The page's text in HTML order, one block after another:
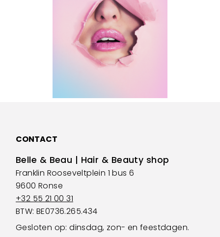
CONTACT
Belle & Beau | Hair & Beauty shop
Franklin Rooseveltplein 1 bus 6
9600 Ronse
+32 55 21 00 31
BTW: BE0736.265.434
Gesloten op: dinsdag, zon- en feestdagen.